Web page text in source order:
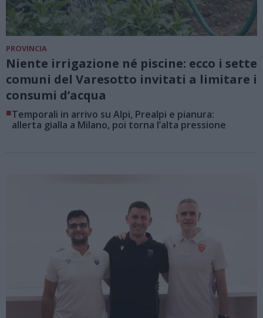
PROVINCIA
Niente irrigazione né piscine: ecco i sette
comuni del Varesotto invitati a limitare i
consumi d’acqua
■Temporali in arrivo su Alpi, Prealpi e pianura:
allerta gialla a Milano, poi torna l’alta pressione